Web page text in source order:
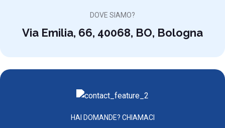
DOVE SIAMO?
Via Emilia, 66, 40068, BO, Bologna
HAI DOMANDE? CHIAMACI